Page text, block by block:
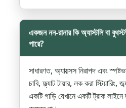
একজন নন-রানার কি অ্যাস্টলি বা
পারে?
সাধারণত, অ্যাক্সেস নিরাপদ এবং
চাবি, ফ্ল্যাট টায়ার, লক করা
একটি গাড়ি যেখানে একটি ট্রাক